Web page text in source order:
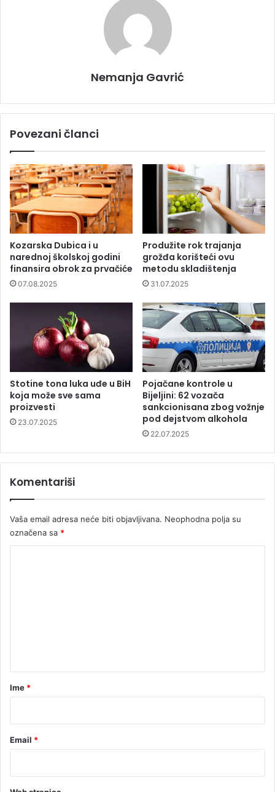
Nemanja Gavrić
Povezani članci
Kozarska Dubica i u
narednoj školskoj godini
finansira obrok za prvačiće
07.08.2025
Produžite rok trajanja
grožđa korišteći ovu
metodu skladištenja
31.07.2025
Stotine tona luka uđe u BiH
koja može sve sama
proizvesti
23.07.2025
Pojačane kontrole u
Bijeljini: 62 vozača
sankcionisana zbog vožnje
pod dejstvom alkohola
22.07.2025
Komentariši
Vaša email adresa neće biti objavljivana. Neophodna polja su
označena sa *
rIme *
Email *